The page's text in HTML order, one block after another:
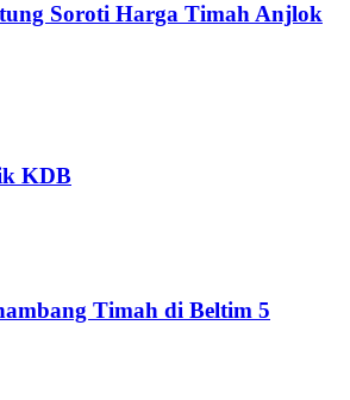
Soroti Harga Timah Anjlok
KDB
Timah di Beltim 5